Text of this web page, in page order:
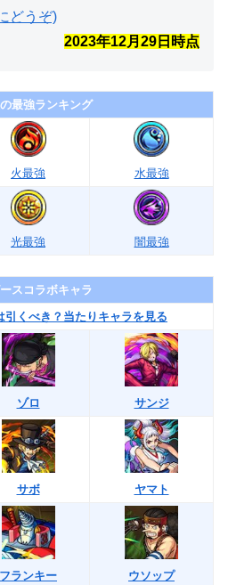
どうぞ)
2023年12月29 日時点
最強ランキング
火最強 水最強
光最強 闇最強
スコラボキャラ
引くべき？当たりキャラを見る
ゾロ サンジ
サボ ヤマト
フランキー ウソップ